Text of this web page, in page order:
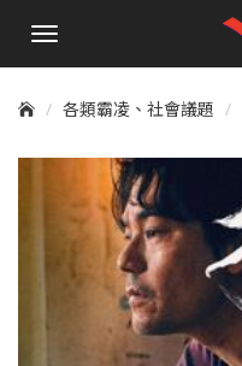
手
單
各類霸凌、社會議題